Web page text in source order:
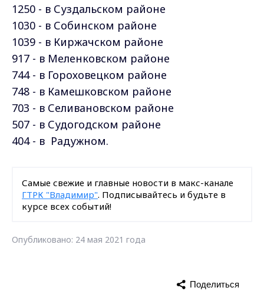
1250 - в Суздальском районе
1030 - в Собинском районе
1039 - в Киржачском районе
917 - в Меленковском районе
744 - в Гороховецком районе
748 - в Камешковском районе
703 - в Селивановском районе
507 - в Судогодском районе
404 - в Радужном.
Самые свежие и главные новости в макс-канале
ГТРК "Владимир". Подписывайтесь и будьте в
курсе всех событий!
Опубликовано: 24 мая 2021 года
Поделиться